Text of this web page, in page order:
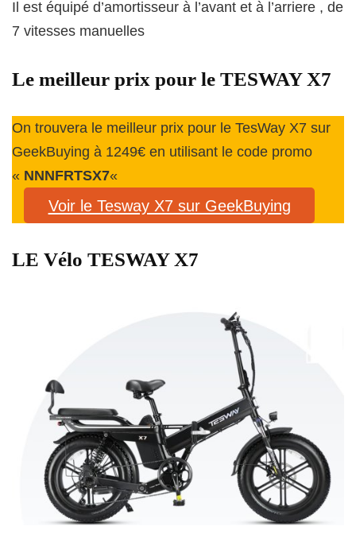
Il est équipé d’amortisseur à l’avant et à l’arriere , de
7 vitesses manuelles
Le meilleur prix pour le TESWAY X7
On trouvera le meilleur prix pour le TesWay X7 sur
GeekBuying à 1249€ en utilisant le code promo
« NNNFRTSX7«
Voir le Tesway X7 sur GeekBuying
LE Vélo TESWAY X7